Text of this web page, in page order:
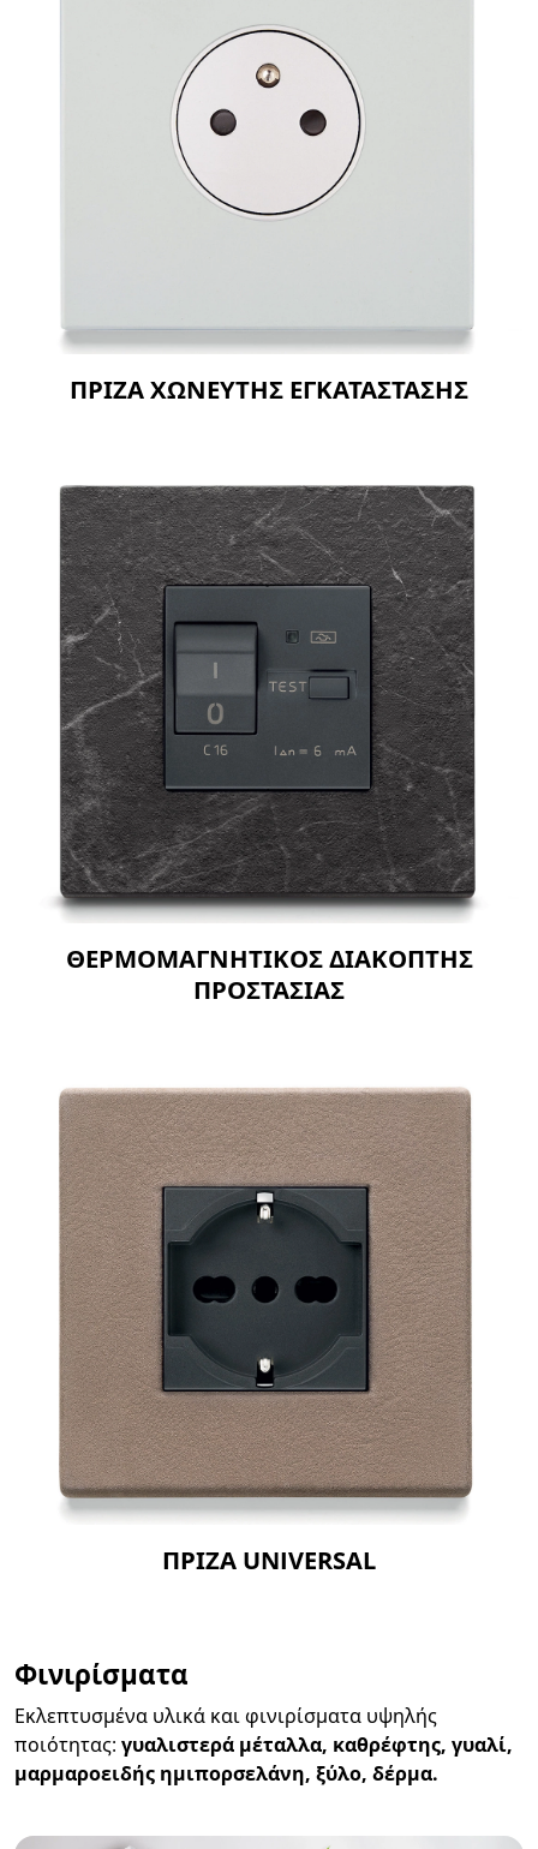
ΠΡΙΖΑ ΧΩΝΕΥΤΗΣ ΕΓΚΑΤΑΣΤΑΣΗΣ
ΘΕΡΜΟΜΑΓΝΗΤΙΚΟΣ ΔΙΑΚΟΠΤΗΣ
ΠΡΟΣΤΑΣΙΑΣ
ΠΡΙΖΑ UNIVERSAL
Φινιρίσματα
Εκλεπτυσμένα υλικά και φινιρίσματα υψηλής
ποιότητας: γυαλιστερά μέταλλα, καθρέφτης, γυαλί,
μαρμαροειδής ημιπορσελάνη, ξύλο, δέρμα.